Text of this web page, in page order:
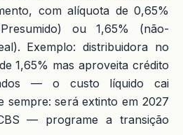
com alíquota de 0,65%
ou 1,65% (não-
Exemplo: distribuidora no
1,65% mas aproveita crédito
— o custo líquido cai
sempre: será extinto em 2027
— programe a transição